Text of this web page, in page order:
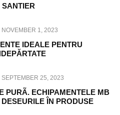
NOVEMBER 1, 2023
IDEALE PENTRU
SEPTEMBER 25, 2023
PURÃ. ECHIPAMENTELE MB
ÎN PRODUSE